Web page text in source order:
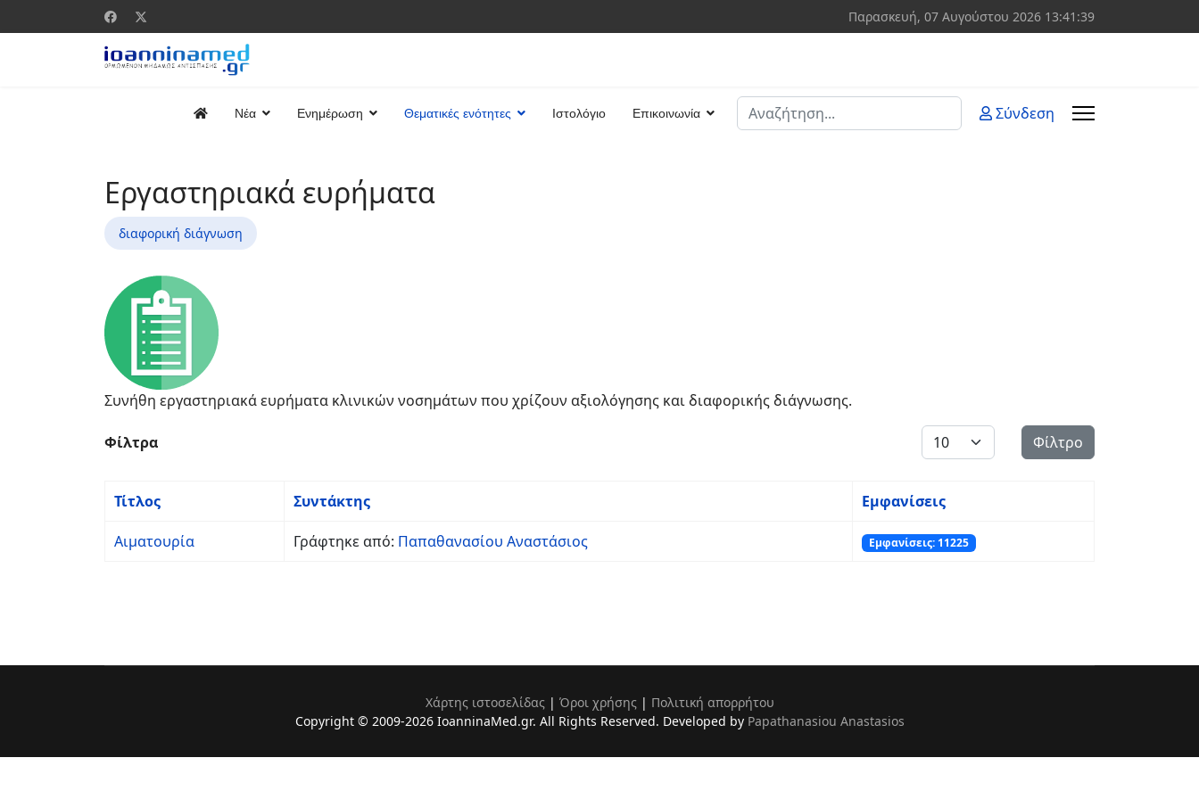
Παρασκευή, 07 Αυγούστου 2026 13:41:39
Νέα Ενημέρωση Θεματικές ενότητες Ιστολόγιο Επικοινωνία
Αναζήτηση
Σύνδεση
Εργαστηριακά ευρήματα
διαφορική διάγνωση
Συνήθη εργαστηριακά ευρήματα κλινικών νοσημάτων που χρίζουν αξιολόγησης και διαφορικής διάγνωσης.
Φίλτρα Εμφάνιση # Φίλτρο
Τίτλος Συντάκτης Εμφανίσεις
Αιματουρία Γράφτηκε από: Παπαθανασίου Αναστάσιος Εμφανίσεις: 11225
Χάρτης ιστοσελίδας| Όροι χρήσης| Πολιτική απορρήτου
Copyright © 2009-2026 IoanninaMed.gr. All Rights Reserved. Developed by Papathanasiou Anastasios